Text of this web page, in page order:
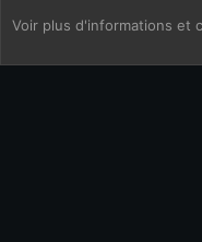
CoOkies
Voir plus d'informations et